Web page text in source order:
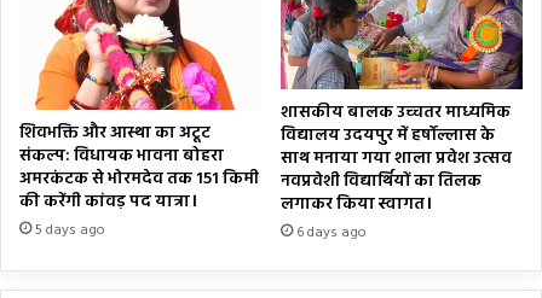
शिवभक्ति और आस्था का अटूट
संकल्प: विधायक भावना बोहरा
अमरकंटक से भोरमदेव तक 151 किमी
की करेंगी कांवड़ पद यात्रा।
5 days ago
शासकीय बालक उच्चतर माध्यमिक
विद्यालय उदयपुर में हर्षोल्लास के
साथ मनाया गया शाला प्रवेश उत्सव
नवप्रवेशी विद्यार्थियों का तिलक
लगाकर किया स्वागत।
6 days ago